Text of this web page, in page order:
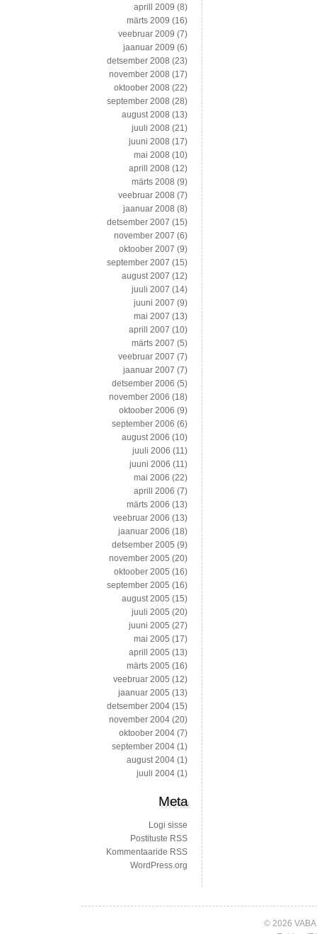
aprill 2009 (8)
märts 2009 (16)
veebruar 2009 (7)
jaanuar 2009 (6)
detsember 2008 (23)
november 2008 (17)
oktoober 2008 (22)
september 2008 (28)
august 2008 (13)
juuli 2008 (21)
juuni 2008 (17)
mai 2008 (10)
aprill 2008 (12)
märts 2008 (9)
veebruar 2008 (7)
jaanuar 2008 (8)
detsember 2007 (15)
november 2007 (6)
oktoober 2007 (9)
september 2007 (15)
august 2007 (12)
juuli 2007 (14)
juuni 2007 (9)
mai 2007 (13)
aprill 2007 (10)
märts 2007 (5)
veebruar 2007 (7)
jaanuar 2007 (7)
detsember 2006 (5)
november 2006 (18)
oktoober 2006 (9)
september 2006 (6)
august 2006 (10)
juuli 2006 (11)
juuni 2006 (11)
mai 2006 (22)
aprill 2006 (7)
märts 2006 (13)
veebruar 2006 (13)
jaanuar 2006 (18)
detsember 2005 (9)
november 2005 (20)
oktoober 2005 (16)
september 2005 (16)
august 2005 (15)
juuli 2005 (20)
juuni 2005 (27)
mai 2005 (17)
aprill 2005 (13)
märts 2005 (16)
veebruar 2005 (12)
jaanuar 2005 (13)
detsember 2004 (15)
november 2004 (20)
oktoober 2004 (7)
september 2004 (1)
august 2004 (1)
juuli 2004 (1)
Meta
Logi sisse
Postituste RSS
Kommentaaride RSS
WordPress.org
© 2026